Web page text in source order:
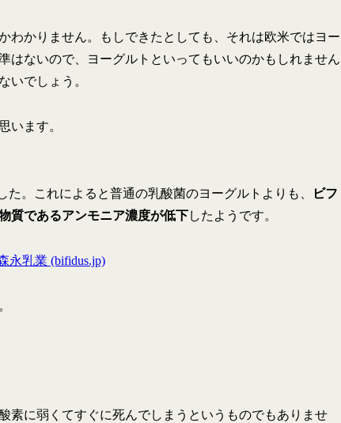
わかりません。もしできたとしても、それは欧米ではヨー
はないので、ヨーグルトといってもいいのかもしれません
いでしょう。
います。
。これによると普通の乳酸菌のヨーグルトよりも、
ビフ
質であるアンモニア濃度が低下したようです。
永乳業 (bifidus.jp)
素に弱くてすぐに死んでしまうというものでもありませ